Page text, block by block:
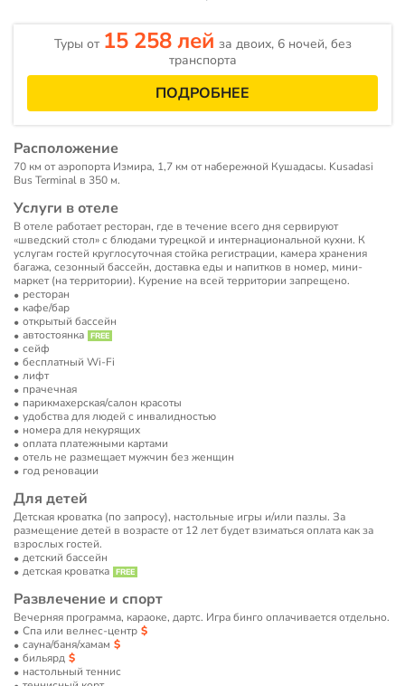
Туры от 15 258 лей за двоих, 6 ночей, без
транспорта
ПОДРОБНЕЕ
Расположение
70 км от аэропорта Измира, 1,7 км от набережной Кушадасы. Kusadasi
Bus Terminal в 350 м.
Услуги в отеле
В отеле работает ресторан, где в течение всего дня сервируют
«шведский стол» с блюдами турецкой и интернациональной кухни. К
услугам гостей круглосуточная стойка регистрации, камера хранения
багажа, сезонный бассейн, доставка еды и напитков в номер, мини-
маркет (на территории). Курение на всей территории запрещено.
ресторан
кафе/бар
открытый бассейн
автостоянка
сейф
бесплатный Wi-Fi
лифт
прачечная
парикмахерская/салон красоты
удобства для людей с инвалидностью
номера для некурящих
оплата платежными картами
отель не размещает мужчин без женщин
год реновации
Для детей
Детская кроватка (по запросу), настольные игры и/или пазлы. За
размещение детей в возрасте от 12 лет будет взиматься оплата как за
взрослых гостей.
детский бассейн
детская кроватка
Развлечение и спорт
Вечерняя программа, караоке, дартс. Игра бинго оплачивается отдельно.
Спа или велнес-центр
сауна/баня/хамам
бильярд
настольный теннис